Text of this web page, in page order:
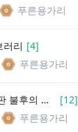
푸른용가리
리 [4]
푸른용가리
국대 전력분석관의 롤판 불후의 명언 [12]
푸른용가리